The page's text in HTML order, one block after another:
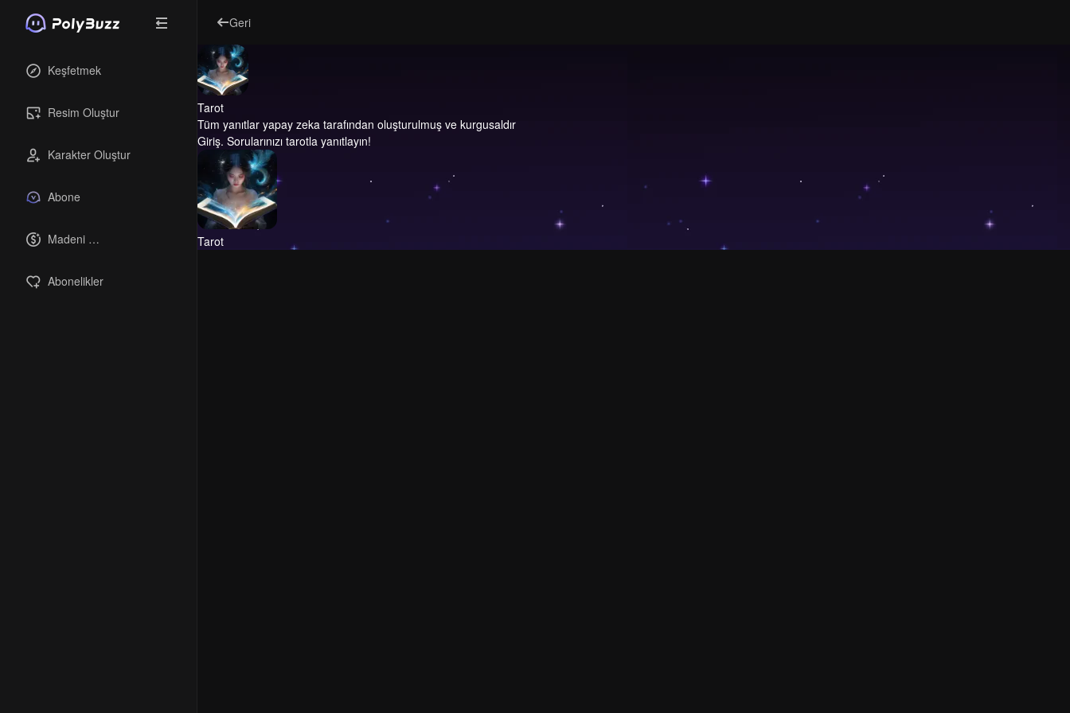
Keşfetmek
Resim Oluştur
Karakter Oluştur
Abone
Madeni
Abonelikler
Geri
Tarot
Tüm yanıtlar yapay zeka tarafından oluşturulmuş ve kurgusaldır
Giriş. Sorularınızı tarotla yanıtlayın!
Tarot